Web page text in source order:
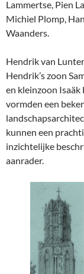
Lammertse, Pien
Michiel Plomp,
Waanders.
Hendrik van
Hendrik’s zoon
en kleinzoon
vormden een
kunnen een
inzichtelijke
aanrader.